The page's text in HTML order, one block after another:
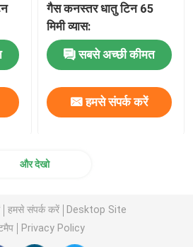
गैस कनस्तर धातु टिन 65
मिमी व्यास:
सबसे अच्छी कीमत
हमसे संपर्क करें
और देखो
हमसे संपर्क करें
Desktop Site
Privacy Policy